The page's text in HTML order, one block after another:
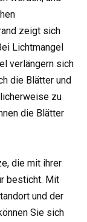
zeigt sich
Lichtmangel
verlängern sich
die Blätter und
zu
die Blätter
die mit ihrer
besticht. Mit
und der
Sie sich